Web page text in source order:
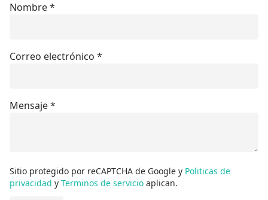
Nombre*
Correo electrónico *
Mensaje*
Sitio protegido por reCAPTCHA de Google y Politicas de
privacidad y Terminos de servicio aplican.